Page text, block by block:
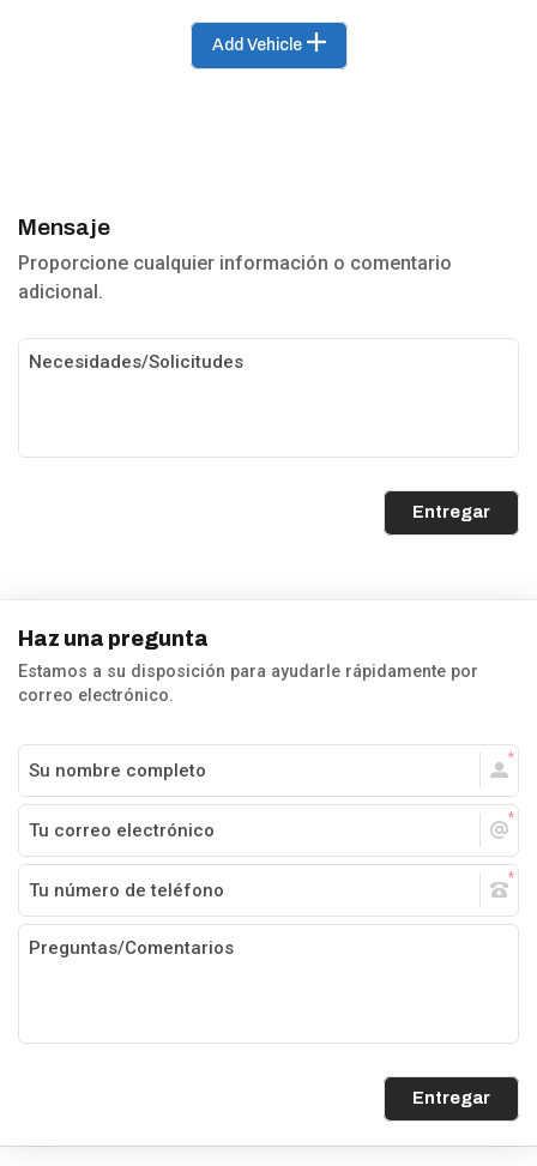
Add Vehicle
Mensaje
Proporcione cualquier información o comentario
adicional.
Entregar
Haz una pregunta
Estamos a su disposición para ayudarle rápidamente por
correo electrónico.
Entregar